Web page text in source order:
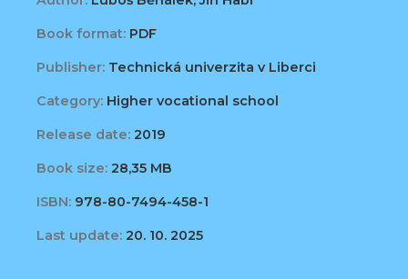
Book format: PDF
Publisher: Technická univerzita v Liberci
Category: Higher vocational school
Release date: 2019
Book size: 28,35 MB
ISBN: 978-80-7494-458-1
Last update: 20. 10. 2025